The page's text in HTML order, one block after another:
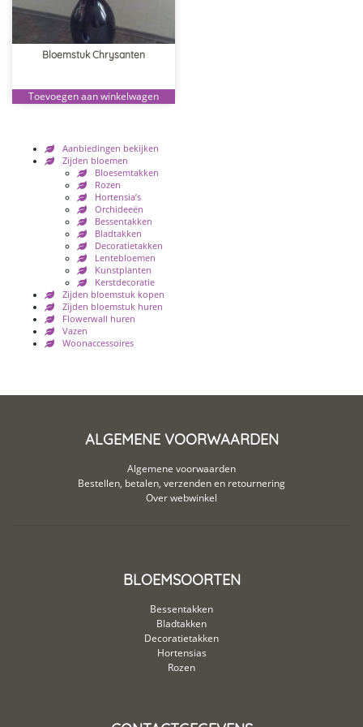
Aanbiedingen bekijken
Zijden bloemen
Bloesemtakken
Rozen
Hortensia’s
Orchideeën
Bessentakken
Bladtakken
Decoratietakken
Lentebloemen
Kunstplanten
Kerstdecoratie
Zijden bloemstuk kopen
Zijden bloemstuk huren
Flowerwall huren
Vazen
Woonaccessoires
Bloemstuk Chrysanten
Toevoegen aan winkelwagen
ALGEMENE VOORWAARDEN
Algemene voorwaarden
Bestellen, betalen, verzenden en retournering
Over webwinkel
BLOEMSOORTEN
Bessentakken
Bladtakken
Decoratietakken
Hortensias
Rozen